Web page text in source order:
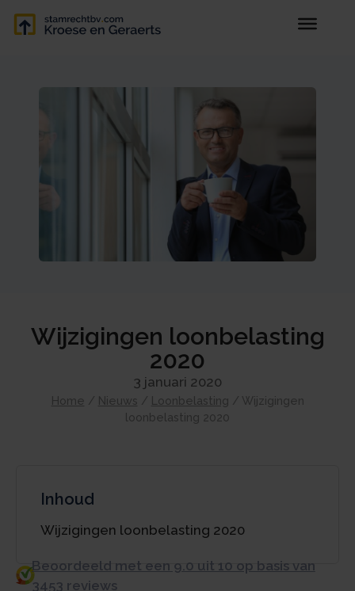
Wijzigingen loonbelasting
2020
3 januari 2020
Home / Nieuws / Loonbelasting / Wijzigingen
loonbelasting 2020
Inhoud
Wijzigingen loonbelasting 2020
Beoordeeld met een 9.0 uit 10 op basis van
3453 reviews